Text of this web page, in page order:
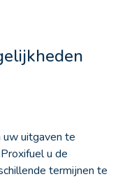
uitgaven te
u de
termijnen te